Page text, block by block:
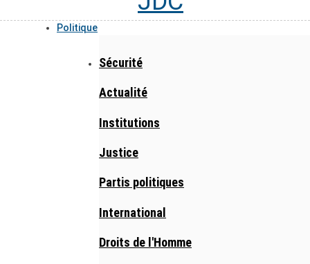
Politique
Sécurité
Actualité
Institutions
Justice
Partis politiques
International
Droits de l'Homme